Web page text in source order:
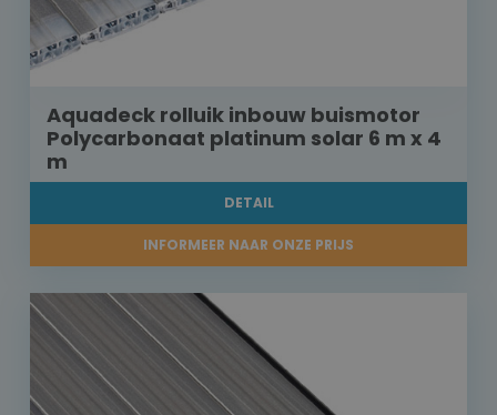
Aquadeck rolluik inbouw buismotor
Polycarbonaat platinum solar 6 m x 4
m
DETAIL
INFORMEER NAAR ONZE PRIJS